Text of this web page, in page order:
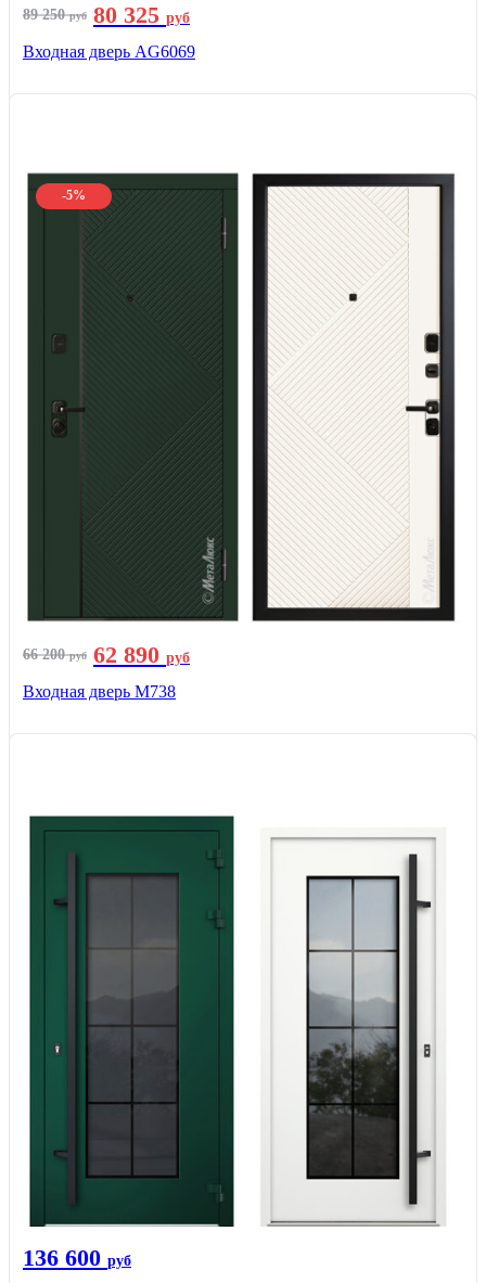
89 250руб 80 325 руб
Входная дверь AG6069
-5%
66 200руб 62 890 руб
Входная дверь М738
136 600 руб